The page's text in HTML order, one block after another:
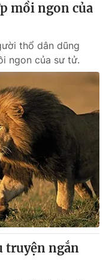
mồi ngon của
thổ dân dũng
ngon của sư tử.
truyện ngắn